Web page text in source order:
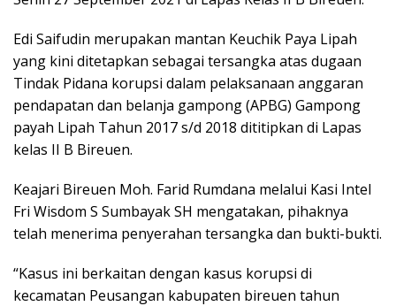
Edi Saifudin merupakan mantan Keuchik Paya Lipah
yang kini ditetapkan sebagai tersangka atas dugaan
Tindak Pidana korupsi dalam pelaksanaan anggaran
pendapatan dan belanja gampong (APBG) Gampong
payah Lipah Tahun 2017 s/d 2018 dititipkan di Lapas
kelas II B Bireuen.
Keajari Bireuen Moh. Farid Rumdana melalui Kasi Intel
Fri Wisdom S Sumbayak SH mengatakan, pihaknya
telah menerima penyerahan tersangka dan bukti-bukti.
“Kasus ini berkaitan dengan kasus korupsi di
kecamatan Peusangan kabupaten bireuen tahun